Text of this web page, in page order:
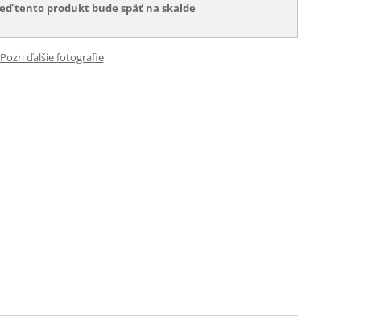
tento produkt bude späť na skalde
Pozri ďalšie fotografie